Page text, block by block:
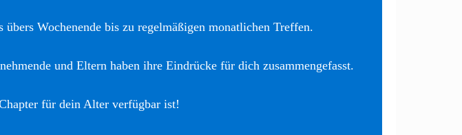
Wochenende bis zu regelmäßigen monatlichen Treffen.
und Eltern haben ihre Eindrücke für dich zusammengefasst.
für dein Alter verfügbar ist!